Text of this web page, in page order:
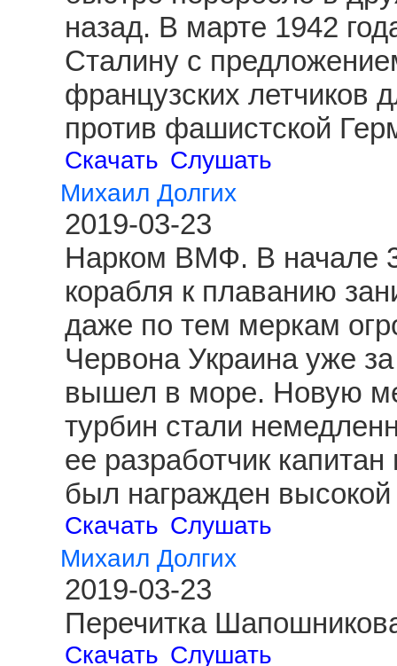
назад. В марте 1942
Сталину с
французских летчиков
против фашистской
Скачать Слушать
Михаил Долгих
2019-03-23
Нарком ВМФ. В начале
корабля к плаванию
даже по тем меркам
Червона Украина уже
вышел в море. Новую
турбин стали
ее разработчик
был награжден
Скачать Слушать
Михаил Долгих
2019-03-23
Перечитка
Скачать Слушать